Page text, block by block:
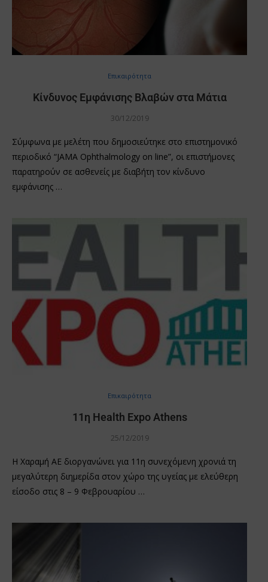
Επικαιρότητα
Κίνδυνος Εμφάνισης Βλαβών στα Μάτια
30/12/2019
Σύμφωνα με μελέτη που δημοσιεύτηκε στο επιστημονικό
περιοδικό “JAMA Ophthalmology on line”, οι επιστήμονες
παρατηρούν σε ασθενείς με διαβήτη τον κίνδυνο
εμφάνισης …
Επικαιρότητα
11η Health Expo Athens
25/12/2019
Η Χαραμή ΑΕ διοργανώνει για 11η συνεχόμενη χρονιά τη
μεγαλύτερη διημερίδα στον χώρο της υγείας με ελεύθερη
είσοδο στις 8 – 9 Φεβρουαρίου …